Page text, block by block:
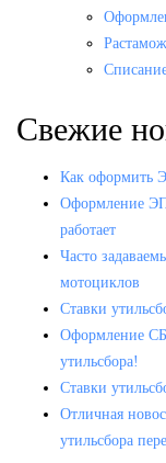
Свежие
Как оформить
Оформление
работает
Часто
мотоциклов
Ставки
Оформление
утильсбора!
Ставки
Отличная
утильсбора